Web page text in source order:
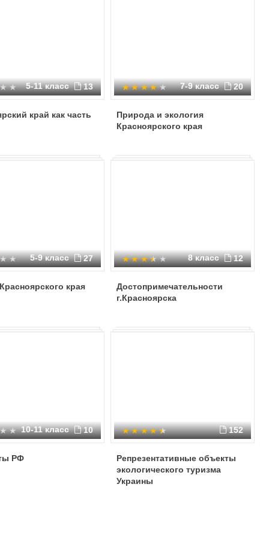
5-11 класс 13
край как часть
7-9 класс 20
Природа и экология
Красноярского края
5-9 класс 27
края
8 класс 12
Достопримечательности
г.Красноярска
10-11 класс 10
РФ
152
Репрезентативные объекты
экологического туризма
Украины